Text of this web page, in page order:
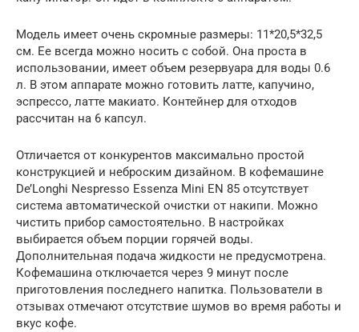
Модель имеет очень скромные размеры: 11*20,5*32,5
см. Ее всегда можно носить с собой. Она проста в
использовании, имеет объем резервуара для воды 0.6
л. В этом аппарате можно готовить латте, капучино,
эспрессо, латте макиато. Контейнер для отходов
рассчитан на 6 капсул.
Отличается от конкурентов максимально простой
конструкцией и неброским дизайном. В кофемашине
De’Longhi Nespresso Essenza Mini EN 85 отсутствует
система автоматической очистки от накипи. Можно
чистить прибор самостоятельно. В настройках
выбирается объем порции горячей воды.
Дополнительная подача жидкости не предусмотрена.
Кофемашина отключается через 9 минут после
приготовления последнего напитка. Пользователи в
отзывах отмечают отсутствие шумов во время работы и
вкус кофе.